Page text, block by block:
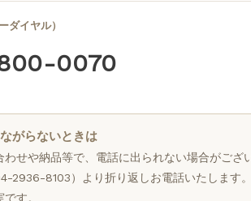
ダイヤル）
0070
がらないときは
わせや納品等で、電話に出られない場合がござ
2936-8103）より折り返しお電話いたします
す。